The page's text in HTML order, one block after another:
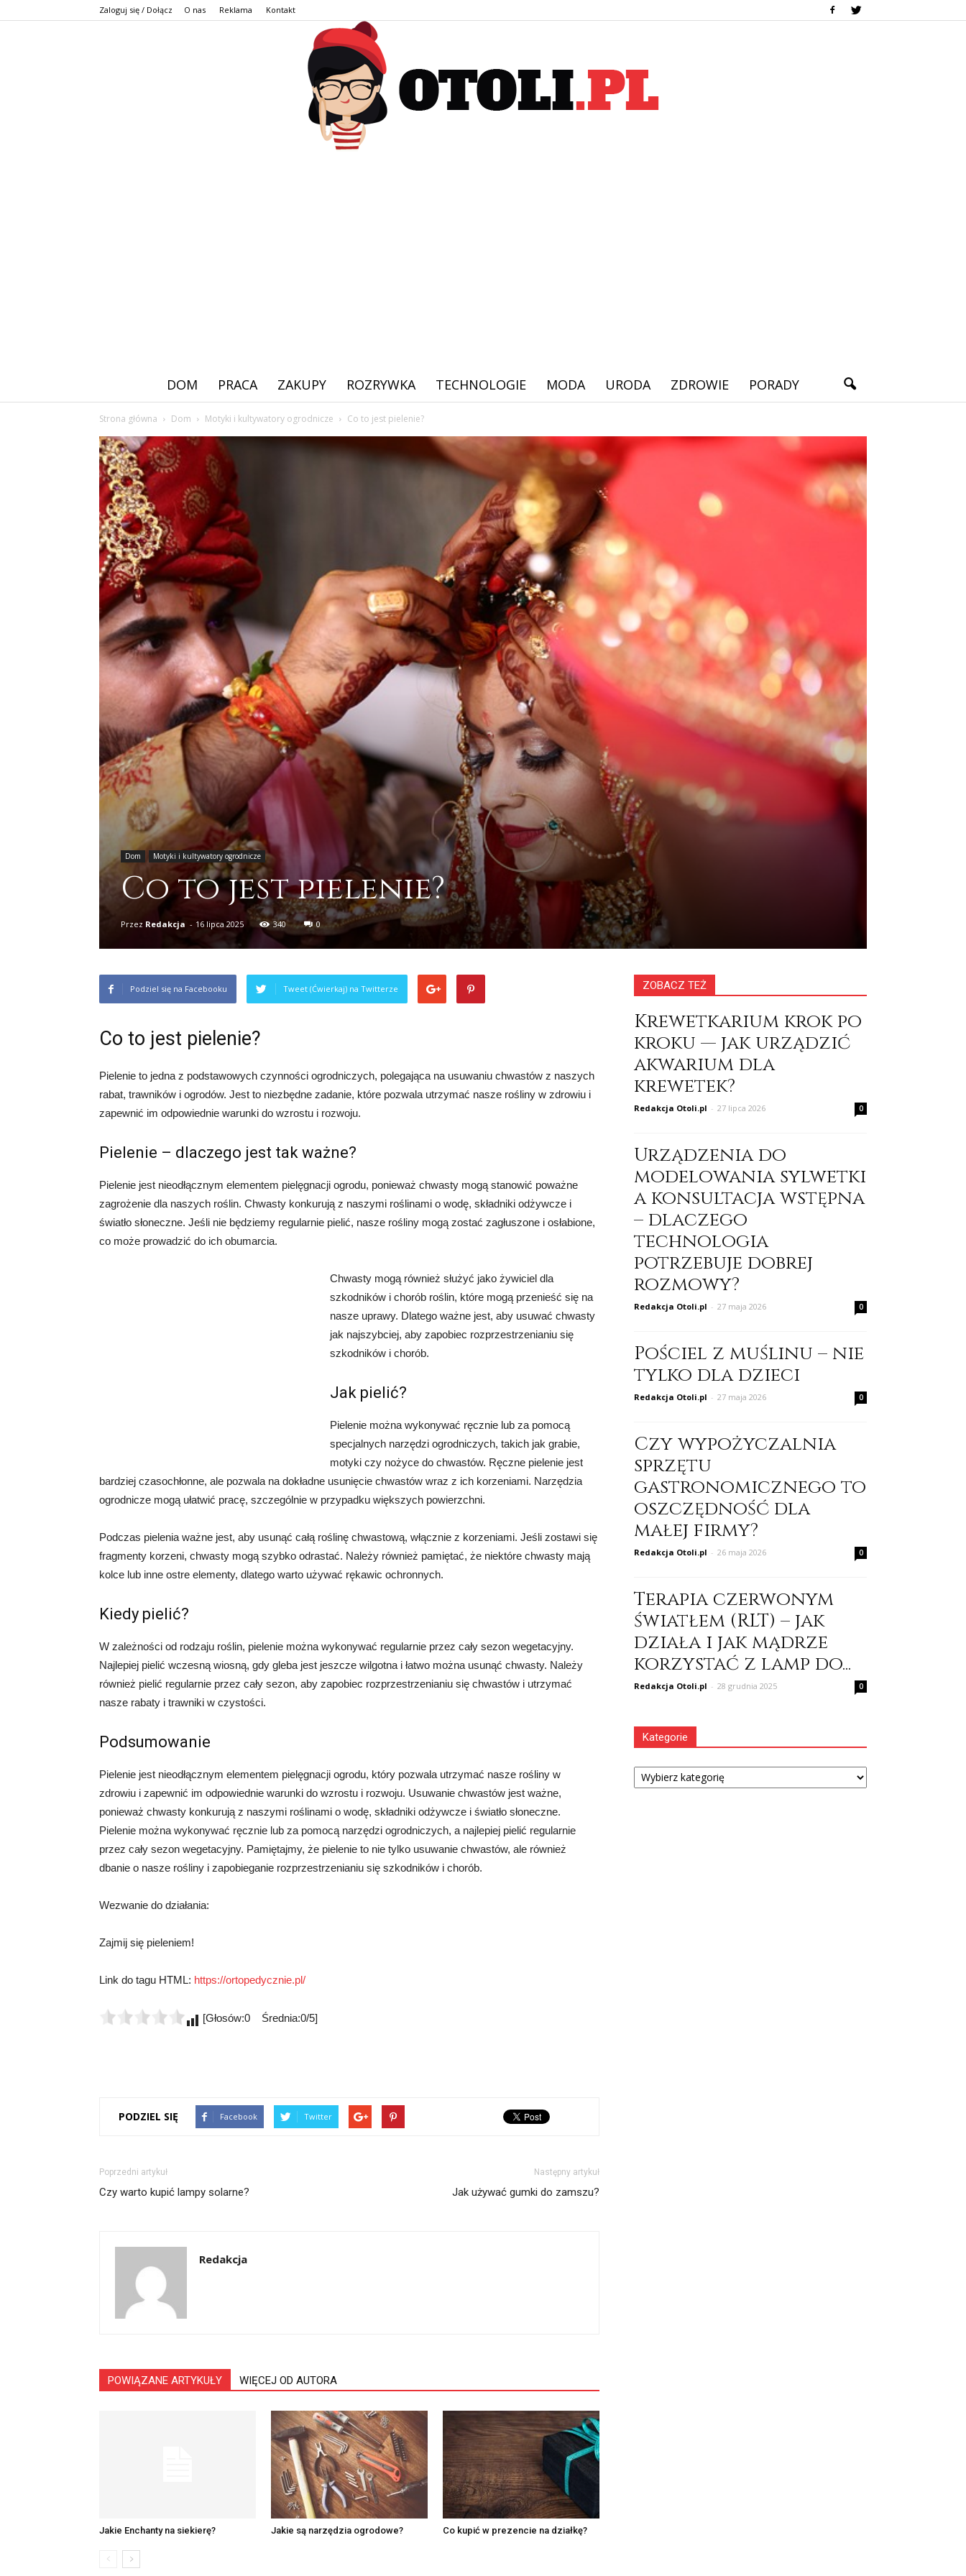
Zaloguj się / Dołącz O nas Reklama Kontakt
DOM PRACA ZAKUPY ROZRYWKA TECHNOLOGIE MODA URODA ZDROWIE PORADY
Strona główna Dom Motyki i kultywatory ogrodnicze Co to jest pielenie?
Dom Motyki i kultywatory ogrodnicze
Co to jest pielenie?
Przez Redakcja - 16 lipca 2025 340 0
Podziel się na Facebooku Tweet (Ćwierkaj) na Twitterze
Co to jest pielenie?
Pielenie to jedna z podstawowych czynności ogrodniczych, polegająca na usuwaniu chwastów z naszych
rabat, trawników i ogrodów. Jest to niezbędne zadanie, które pozwala utrzymać nasze rośliny w zdrowiu i
zapewnić im odpowiednie warunki do wzrostu i rozwoju.
Pielenie – dlaczego jest tak ważne?
Pielenie jest nieodłącznym elementem pielęgnacji ogrodu, ponieważ chwasty mogą stanowić poważne
zagrożenie dla naszych roślin. Chwasty konkurują z naszymi roślinami o wodę, składniki odżywcze i
światło słoneczne. Jeśli nie będziemy regularnie pielić, nasze rośliny mogą zostać zagłuszone i osłabione,
co może prowadzić do ich obumarcia.
Chwasty mogą również służyć jako żywiciel dla
szkodników i chorób roślin, które mogą przenieść się na
nasze uprawy. Dlatego ważne jest, aby usuwać chwasty
jak najszybciej, aby zapobiec rozprzestrzenianiu się
szkodników i chorób.
Jak pielić?
Pielenie można wykonywać ręcznie lub za pomocą
specjalnych narzędzi ogrodniczych, takich jak grabie,
motyki czy nożyce do chwastów. Ręczne pielenie jest
bardziej czasochłonne, ale pozwala na dokładne usunięcie chwastów wraz z ich korzeniami. Narzędzia
ogrodnicze mogą ułatwić pracę, szczególnie w przypadku większych powierzchni.
Podczas pielenia ważne jest, aby usunąć całą roślinę chwastową, włącznie z korzeniami. Jeśli zostawi się
fragmenty korzeni, chwasty mogą szybko odrastać. Należy również pamiętać, że niektóre chwasty mają
kolce lub inne ostre elementy, dlatego warto używać rękawic ochronnych.
Kiedy pielić?
W zależności od rodzaju roślin, pielenie można wykonywać regularnie przez cały sezon wegetacyjny.
Najlepiej pielić wczesną wiosną, gdy gleba jest jeszcze wilgotna i łatwo można usunąć chwasty. Należy
również pielić regularnie przez cały sezon, aby zapobiec rozprzestrzenianiu się chwastów i utrzymać
nasze rabaty i trawniki w czystości.
Podsumowanie
Pielenie jest nieodłącznym elementem pielęgnacji ogrodu, który pozwala utrzymać nasze rośliny w
zdrowiu i zapewnić im odpowiednie warunki do wzrostu i rozwoju. Usuwanie chwastów jest ważne,
ponieważ chwasty konkurują z naszymi roślinami o wodę, składniki odżywcze i światło słoneczne.
Pielenie można wykonywać ręcznie lub za pomocą narzędzi ogrodniczych, a najlepiej pielić regularnie
przez cały sezon wegetacyjny. Pamiętajmy, że pielenie to nie tylko usuwanie chwastów, ale również
dbanie o nasze rośliny i zapobieganie rozprzestrzenianiu się szkodników i chorób.
Wezwanie do działania:
Zajmij się pieleniem!
Link do tagu HTML: https://ortopedycznie.pl/
[Głosów:0 Średnia:0/5]
PODZIEL SIĘ Facebook Twitter
Poprzedni artykuł
Czy warto kupić lampy solarne?
Następny artykuł
Jak używać gumki do zamszu?
Redakcja
POWIĄZANE ARTYKUŁY WIĘCEJ OD AUTORA
Jakie Enchanty na siekierę? Jakie są narzędzia ogrodowe? Co kupić w prezencie na działkę?
ZOBACZ TEŻ
Krewetkarium krok po
kroku — jak urządzić
akwarium dla
krewetek?
Redakcja Otoli.pl - 27 lipca 2026 0
Urządzenia do
modelowania sylwetki
a konsultacja wstępna
– dlaczego
technologia
potrzebuje dobrej
rozmowy?
Redakcja Otoli.pl - 27 maja 2026 0
Pościel z muślinu – nie
tylko dla dzieci
Redakcja Otoli.pl - 27 maja 2026 0
Czy wypożyczalnia
sprzętu
gastronomicznego to
oszczędność dla
małej firmy?
Redakcja Otoli.pl - 26 maja 2026 0
Terapia czerwonym
światłem (RLT) – jak
działa i jak mądrze
korzystać z lamp do...
Redakcja Otoli.pl - 28 grudnia 2025 0
Kategorie
Kategorie